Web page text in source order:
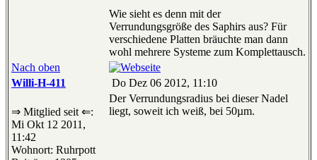
Wie sieht es denn mit der
Verrundungsgröße des Saphirs aus? Für
verschiedene Platten bräuchte man dann
wohl mehrere Systeme zum Komplettausch.
Nach oben
Willi-H-411
Do Dez 06 2012, 11:10
⇒ Mitglied seit ⇐:
Mi Okt 12 2011,
11:42
Wohnort: Ruhrpott
Der Verrundungsradius bei dieser Nadel
liegt, soweit ich weiß, bei 50µm.